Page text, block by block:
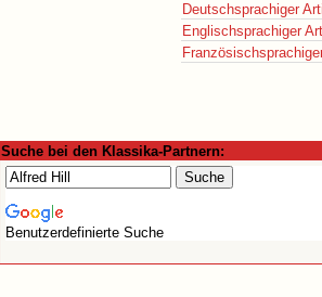
Deutschsprachiger
Englischsprachiger
Suche bei den Klassika-Partnern:
Benutzerdefinierte Suche